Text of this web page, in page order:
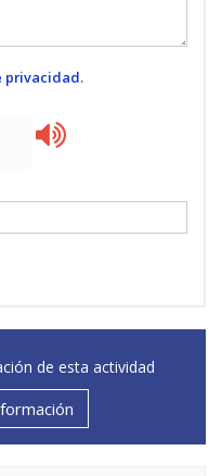
privacidad.
Descarga en PDF la información de esta actividad